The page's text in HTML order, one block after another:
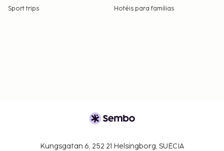
Sport trips Hotéis para famílias
Kungsgatan 6, 252 21 Helsingborg, SUÉCIA